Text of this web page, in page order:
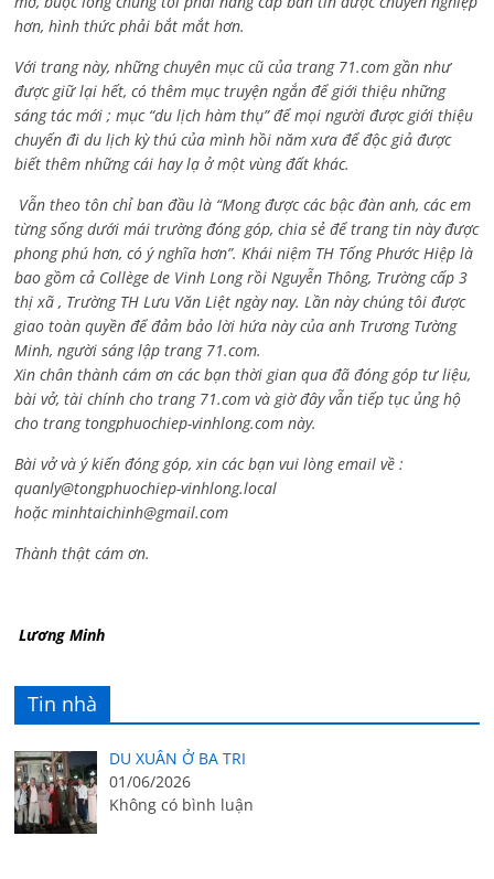
hơn, hình thức phải bắt mắt hơn.
Với trang này, những chuyên mục cũ của trang 71.com gần như
được giữ lại hết, có thêm mục truyện ngắn để giới thiệu những
sáng tác mới ; mục “du lịch hàm thụ” để mọi người được giới thiệu
chuyến đi du lịch kỳ thú của mình hồi năm xưa để độc giả được
biết thêm những cái hay lạ ở một vùng đất khác.
Vẫn theo tôn chỉ ban đầu là “Mong được các bậc đàn anh, các em
từng sống dưới mái trường đóng góp, chia sẻ để trang tin này được
phong phú hơn, có ý nghĩa hơn”. Khái niệm TH Tống Phước Hiệp là
bao gồm cả Collège de Vinh Long rồi Nguyễn Thông, Trường cấp 3
thị xã , Trường TH Lưu Văn Liệt ngày nay. Lần này chúng tôi được
giao toàn quyền để đảm bảo lời hứa này của anh Trương Tường
Minh, người sáng lập trang 71.com.
Xin chân thành cám ơn các bạn thời gian qua đã đóng góp tư liệu,
bài vở, tài chính cho trang 71.com và giờ đây vẫn tiếp tục ủng hộ
cho trang tongphuochiep-vinhlong.com này.
Bài vở và ý kiến đóng góp, xin các bạn vui lòng email về :
quanly@tongphuochiep-vinhlong.local
hoặcminhtaichinh@gmail.com
Thành thật cám ơn.
Lương Minh
Tin nhà
DU XUÂN Ở BA TRI
01/06/2026
Không có bình luận